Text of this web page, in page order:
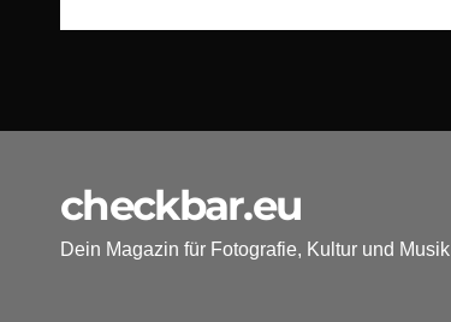
checkbar.eu
Dein Magazin für Fotografie, Kultur und Musik